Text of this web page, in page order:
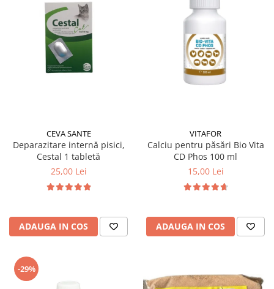
CEVA SANTE
Deparazitare internă pisici,
Cestal 1 tabletă
25,00 Lei
ADAUGA IN COS
VITAFOR
Calciu pentru păsări Bio Vita
CD Phos 100 ml
15,00 Lei
ADAUGA IN COS
-29%